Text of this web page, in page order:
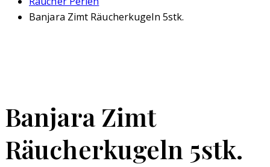
Banjara Zimt Räucherkugeln 5stk.
Banjara Zimt
Räucherkugeln 5stk.